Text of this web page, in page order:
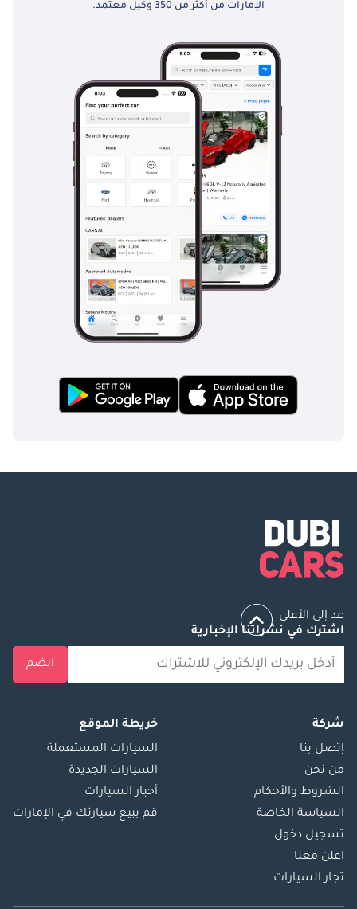
الإمارات من أكثر من 350 وكيل معتمد.
عد إلى الأعلى
اشترك في نشراتنا الإخبارية
انضم
شركة
إتصل بنا
من نحن
الشروط والأحكام
السياسة الخاصة
تسجيل دخول
اعلن معنا
تجار السيارات
خريطة الموقع
السيارات المستعملة
السيارات الجديدة
أخبار السيارات
قم ببيع سيارتك في الإمارات